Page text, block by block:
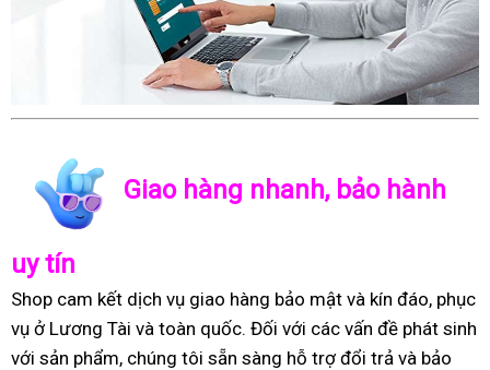
Giao hàng nhanh, bảo hành
uy tín
Shop cam kết dịch vụ giao hàng bảo mật và kín đáo, phục
vụ ở Lương Tài và toàn quốc. Đối với các vấn đề phát sinh
với sản phẩm, chúng tôi sẵn sàng hỗ trợ đổi trả và bảo